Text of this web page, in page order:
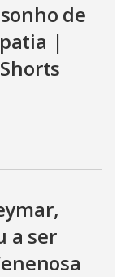
de
|
a ser